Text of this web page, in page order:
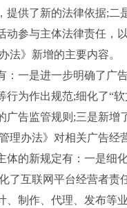
提供了新的法律依据;
参与主体法律责任，
》新增的主要内容。
是进一步明确了广告
行为作出规范;细化了“
告监管规则;三是新增
办法》对相关广告经营
新规定有：一是细化
了互联网平台经营者
制作、代理、发布等